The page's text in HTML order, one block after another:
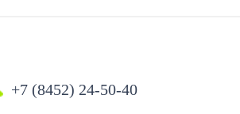
+7 (8452) 24-50-40